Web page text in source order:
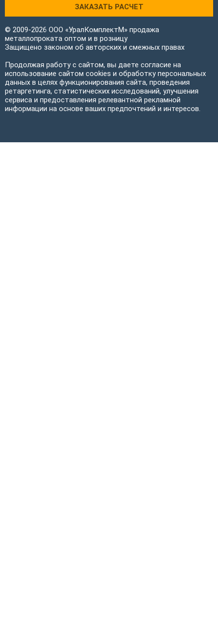
ЗАКАЗАТЬ РАСЧЕТ
© 2009-2026 ООО «УралКомплектМ» продажа
металлопроката оптом и в розницу
Защищено законом об авторских и смежных правах
Продолжая работу с сайтом, вы даете согласие на
использование сайтом cookies и обработку персональных
данных в целях функционирования сайта, проведения
ретаргетинга, статистических исследований, улучшения
сервиса и предоставления релевантной рекламной
информации на основе ваших предпочтений и интересов.